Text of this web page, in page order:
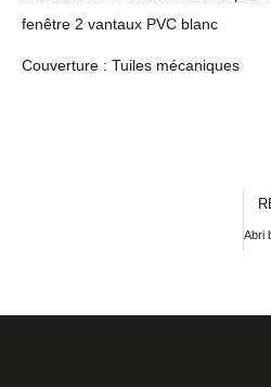
fenêtre 2 vantaux PVC blanc
Couverture : Tuiles mécaniques